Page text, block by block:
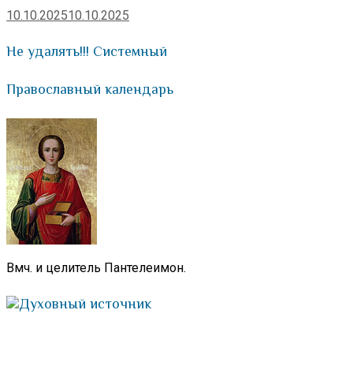
10.10.202510.10.2025
Не удалять!!! Системный
Православный календарь
Вмч. и целитель Пантелеимон.
Духовный источник